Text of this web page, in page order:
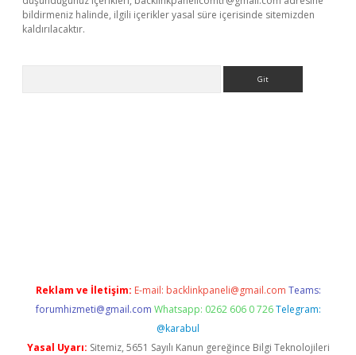
bildirmeniz halinde, ilgili içerikler yasal süre içerisinde sitemizden
kaldırılacaktır.
Reklam ve İletişim: E-mail: backlinkpaneli@gmail.com Teams:
forumhizmeti@gmail.com Whatsapp: 0262 606 0 726 Telegram:
@karabul
Yasal Uyarı: Sitemiz, 5651 Sayılı Kanun gereğince Bilgi Teknolojileri